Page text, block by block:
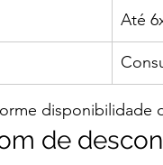
Até
disponibilidade
de